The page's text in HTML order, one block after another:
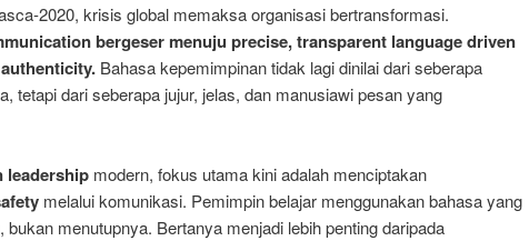
2020, krisis global memaksa organisasi bertransformasi.
bergeser menuju precise, transparent language driven
Bahasa kepemimpinan tidak lagi dinilai dari seberapa
tetapi dari seberapa jujur, jelas, dan manusiawi pesan yang
leadership modern, fokus utama kini adalah menciptakan
melalui komunikasi. Pemimpin belajar menggunakan bahasa yang
bukan menutupnya. Bertanya menjadi lebih penting daripada